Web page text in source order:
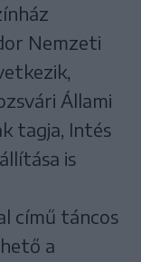
Nemzeti
Állami
tagja, Intés
is
című táncos
a